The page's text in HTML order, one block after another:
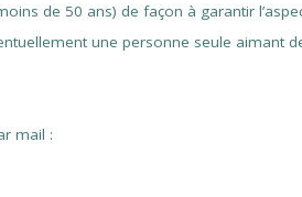
de 50 ans) de façon à garantir
une personne seule aimant
mail :